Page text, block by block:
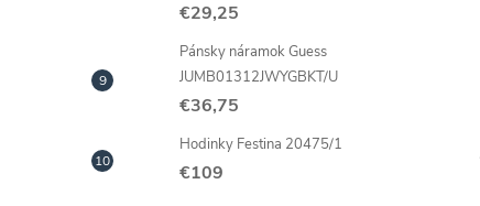
€29,25
Pánsky náramok Guess
JUMB01312JWYGBKT/U
€36,75
Hodinky Festina 20475/1
€109